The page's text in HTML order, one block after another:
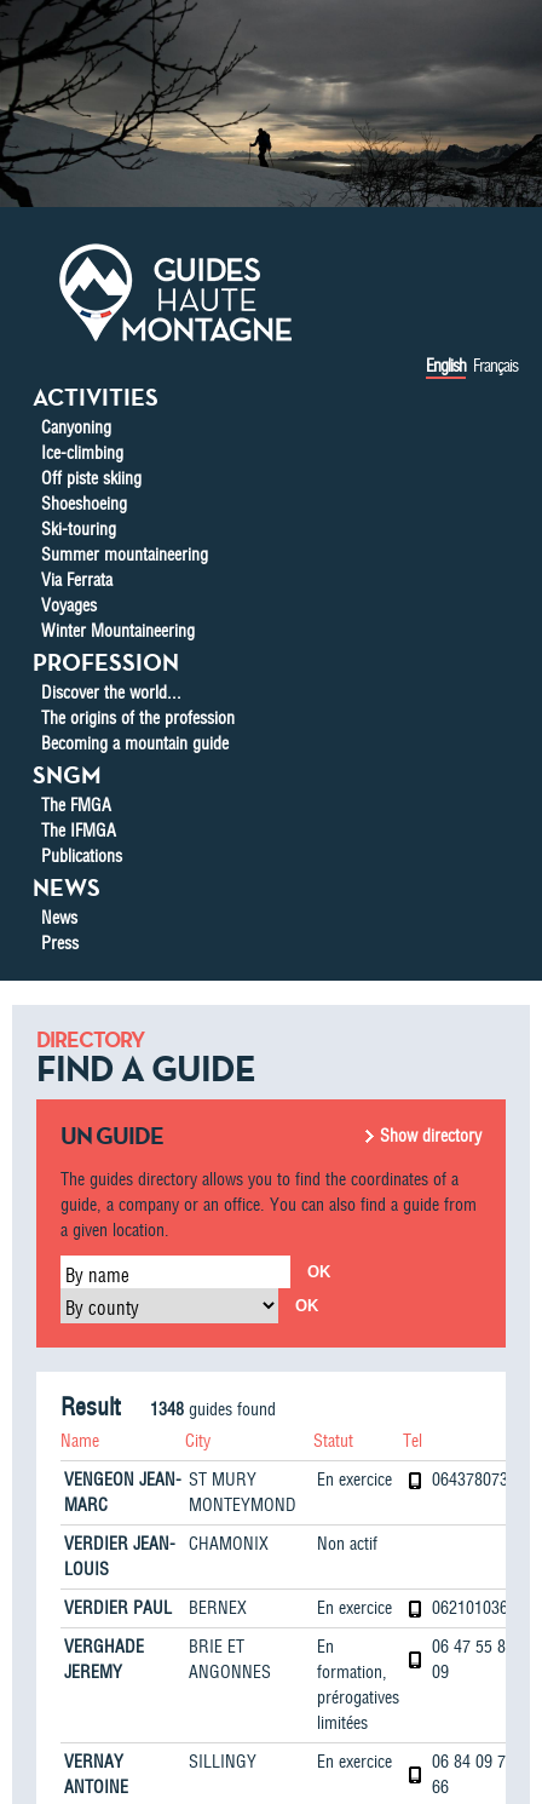
Skip to main content
English Français
ACTIVITIES
Canyoning
Ice-climbing
Off piste skiing
Shoeshoeing
Ski-touring
Summer mountaineering
Via Ferrata
Voyages
Winter Mountaineering
PROFESSION
Discover the world...
The origins of the profession
Becoming a mountain guide
SNGM
The FMGA
The IFMGA
Publications
NEWS
News
Press
DIRECTORY
FIND A GUIDE
UN GUIDE
Show directory
The guides directory allows you to find the coordinates of a
guide, a company or an office. You can also find a guide from
a given location.
By name
By county
Result 1348 guides found
Name
City Statut Tel
VENGEON JEAN-
MARC
ST MURY
MONTEYMOND
En exercice 0643780738
VERDIER JEAN-
LOUIS
CHAMONIX Non actif
VERDIER PAUL BERNEX En exercice
0621010368
VERGHADE
JEREMY
BRIE ET
ANGONNES
En
formation,
prérogatives
limitées
06 47 55 85
09
VERNAY
ANTOINE
SILLINGY En exercice
06 84 09 76
66